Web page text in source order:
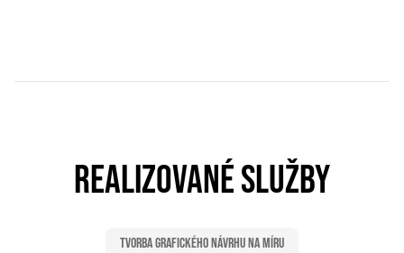
REALIZOVANÉ SLUŽBY
Tvorba grafického návrhu na míru